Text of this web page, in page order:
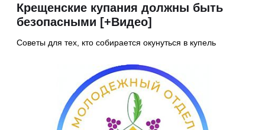
Крещенские купания должны быть
безопасными [+Видео]
Советы для тех, кто собирается окунуться в купель